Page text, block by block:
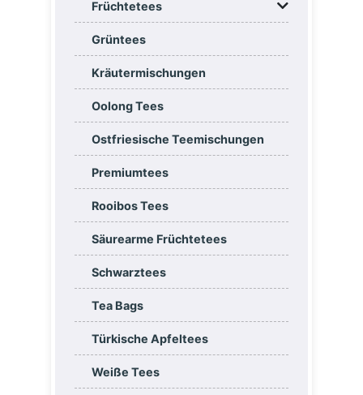
Früchtetees
Grüntees
Kräutermischungen
Oolong Tees
Ostfriesische Teemischungen
Premiumtees
Rooibos Tees
Säurearme Früchtetees
Schwarztees
Tea Bags
Türkische Apfeltees
Weiße Tees